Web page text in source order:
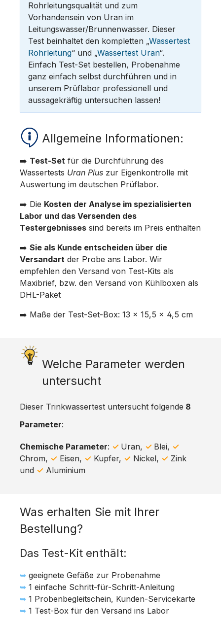
Rohrleitungsqualität und zum
Vorhandensein von Uran im
Leitungswasser/Brunnenwasser. Dieser
Test beinhaltet den kompletten „Wassertest
Rohrleitung“ und „Wassertest Uran“.
Einfach Test-Set bestellen, Probenahme
ganz einfach selbst durchführen und in
unserem Prüflabor professionell und
aussagekräftig untersuchen lassen!
Allgemeine Informationen:
➡️ Test-Set für die Durchführung des
Wassertests Uran Plus zur Eigenkontrolle mit
Auswertung im deutschen Prüflabor.
➡️ Die Kosten der Analyse im spezialisierten
Labor und das Versenden des
Testergebnisses sind bereits im Preis enthalten
➡️ Sie als Kunde entscheiden über die
Versandart der Probe ans Labor. Wir
empfehlen den Versand von Test-Kits als
Maxibrief, bzw. den Versand von Kühlboxen als
DHL-Paket
➡️ Maße der Test-Set-Box: 13 x 15,5 x 4,5 cm
Welche Parameter werden
untersucht
Dieser Trinkwassertest untersucht folgende 8
Parameter:
Chemische Parameter: ✓ Uran, ✓ Blei, ✓
Chrom, ✓ Eisen, ✓ Kupfer, ✓ Nickel, ✓ Zink
und ✓ Aluminium
Was erhalten Sie mit Ihrer
Bestellung?
Das Test-Kit enthält:
➥ geeignete Gefäße zur Probenahme
➥ 1 einfache Schritt-für-Schritt-Anleitung
➥ 1 Probenbegleitschein, Kunden-Servicekarte
➥ 1 Test-Box für den Versand ins Labor